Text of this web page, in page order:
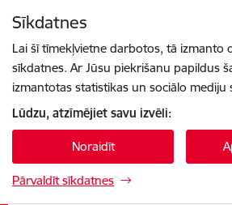
Sīkdatnes
Lai šī tīmekļvietne darbotos, tā izmanto
sīkdatnes. Ar Jūsu piekrišanu papildus
izmantotas statistikas un sociālo mediju
Lūdzu, atzīmējiet savu izvēli:
Noraidīt
Pārvaldīt sīkdatnes